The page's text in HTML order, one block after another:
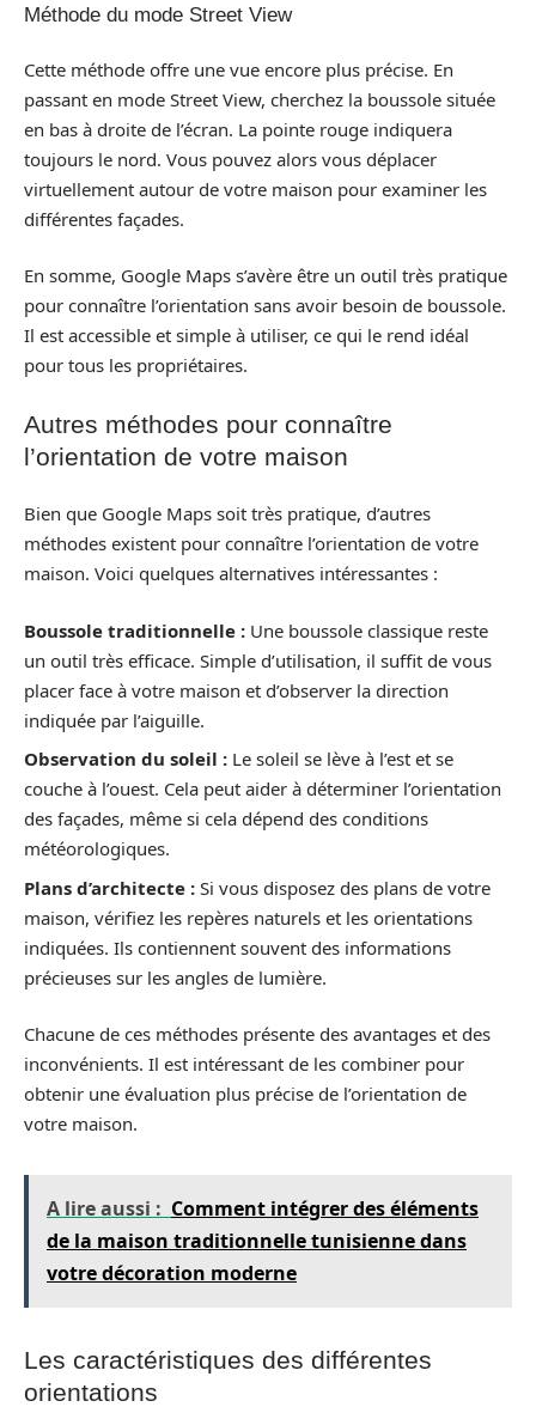
Méthode du mode Street View
Cette méthode offre une vue encore plus précise. En
passant en mode Street View, cherchez la boussole située
en bas à droite de l’écran. La pointe rouge indiquera
toujours le nord. Vous pouvez alors vous déplacer
virtuellement autour de votre maison pour examiner les
différentes façades.
En somme, Google Maps s’avère être un outil très pratique
pour connaître l’orientation sans avoir besoin de boussole.
Il est accessible et simple à utiliser, ce qui le rend idéal
pour tous les propriétaires.
Autres méthodes pour connaître
l’orientation de votre maison
Bien que Google Maps soit très pratique, d’autres
méthodes existent pour connaître l’orientation de votre
maison. Voici quelques alternatives intéressantes :
Boussole traditionnelle : Une boussole classique reste
un outil très efficace. Simple d’utilisation, il suffit de vous
placer face à votre maison et d’observer la direction
indiquée par l’aiguille.
Observation du soleil : Le soleil se lève à l’est et se
couche à l’ouest. Cela peut aider à déterminer l’orientation
des façades, même si cela dépend des conditions
météorologiques.
Plans d’architecte : Si vous disposez des plans de votre
maison, vérifiez les repères naturels et les orientations
indiquées. Ils contiennent souvent des informations
précieuses sur les angles de lumière.
Chacune de ces méthodes présente des avantages et des
inconvénients. Il est intéressant de les combiner pour
obtenir une évaluation plus précise de l’orientation de
votre maison.
A lire aussi : Comment intégrer des éléments
de la maison traditionnelle tunisienne dans
votre décoration moderne
Les caractéristiques des différentes
orientations